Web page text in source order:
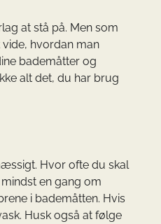
at stå på. Men som
hvordan man
bademåtter og
alt det, du har brug
Hvor ofte du skal
en gang om
i bademåtten. Hvis
Husk også at følge